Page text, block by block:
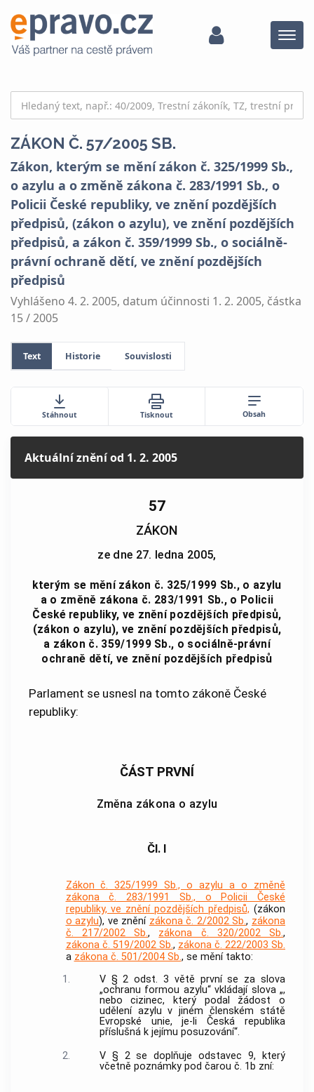
Menu
ZÁKON Č. 57/2005 SB.
Zákon, kterým se mění zákon č. 325/1999 Sb.,
o azylu a o změně zákona č. 283/1991 Sb., o
Policii České republiky, ve znění pozdějších
předpisů, (zákon o azylu), ve znění pozdějších
předpisů, a zákon č. 359/1999 Sb., o sociálně-
právní ochraně dětí, ve znění pozdějších
předpisů
Vyhlášeno 4. 2. 2005, datum účinnosti 1. 2. 2005, částka
15 / 2005
Text Historie Souvislosti
Stáhnout Tisknout Obsah
Aktuální zněníod 1. 2. 2005
57
ZÁKON
ze dne 27. ledna 2005,
kterým se mění zákon č. 325/1999 Sb., o azylu
a o změně zákona č. 283/1991 Sb., o Policii
České republiky, ve znění pozdějších předpisů,
(zákon o azylu), ve znění pozdějších předpisů,
a zákon č. 359/1999 Sb., o sociálně-právní
ochraně dětí, ve znění pozdějších předpisů
Parlament se usnesl na tomto zákoně České
republiky:
ČÁST PRVNÍ
Změna zákona o azylu
Čl. I
Zákon č. 325/1999 Sb., o azylu a o změně
zákona č. 283/1991 Sb., o Policii České
republiky, ve znění pozdějších předpisů, (zákon
o azylu), ve znění zákona č. 2/2002 Sb., zákona
č. 217/2002 Sb., zákona č. 320/2002 Sb.,
zákona č. 519/2002 Sb., zákona č. 222/2003 Sb.
a zákona č. 501/2004 Sb., se mění takto:
1.
V § 2 odst. 3 větě první se za slova
„ochranu formou azylu“ vkládají slova „,
nebo cizinec, který podal žádost o
udělení azylu v jiném členském státě
Evropské unie, je-li Česká republika
příslušná k jejímu posuzování“.
2.
V § 2 se doplňuje odstavec 9, který
včetně poznámky pod čarou č. 1b zní: